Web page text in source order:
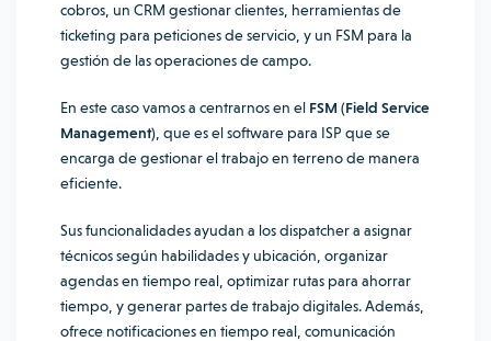
cobros, un CRM gestionar clientes, herramientas de
ticketing para peticiones de servicio, y un FSM para la
gestión de las operaciones de campo.
En este caso vamos a centrarnos en el FSM (Field Service
Management) , que es el software para ISP que se
encarga de gestionar el trabajo en terreno de manera
eficiente.
Sus funcionalidades ayudan a los dispatcher a asignar
técnicos según habilidades y ubicación, organizar
agendas en tiempo real, optimizar rutas para ahorrar
tiempo, y generar partes de trabajo digitales. Además,
ofrece notificaciones en tiempo real, comunicación